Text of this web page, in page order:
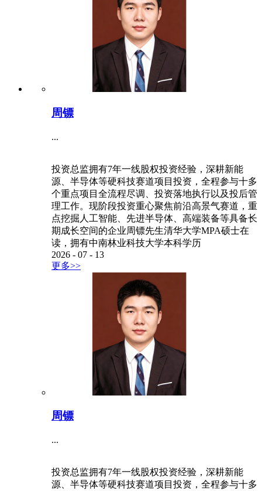
周镖
...
投资总监拥有7年一线股权投资经验，深耕新能
源、半导体等硬科技赛道项目投资，全程参与十多
个重点项目全流程尽调、投资落地执行以及投后管
理工作。现阶段投资重心聚焦前沿高景气赛道，重
点挖掘人工智能、先进半导体、高端装备等具备长
期成长空间的企业周镖先生清华大学MPA硕士在
读，拥有中南林业科技大学本科学历
2026 - 07 - 13
更多>>
周镖
...
投资总监拥有7年一线股权投资经验，深耕新能
源、半导体等硬科技赛道项目投资，全程参与十多